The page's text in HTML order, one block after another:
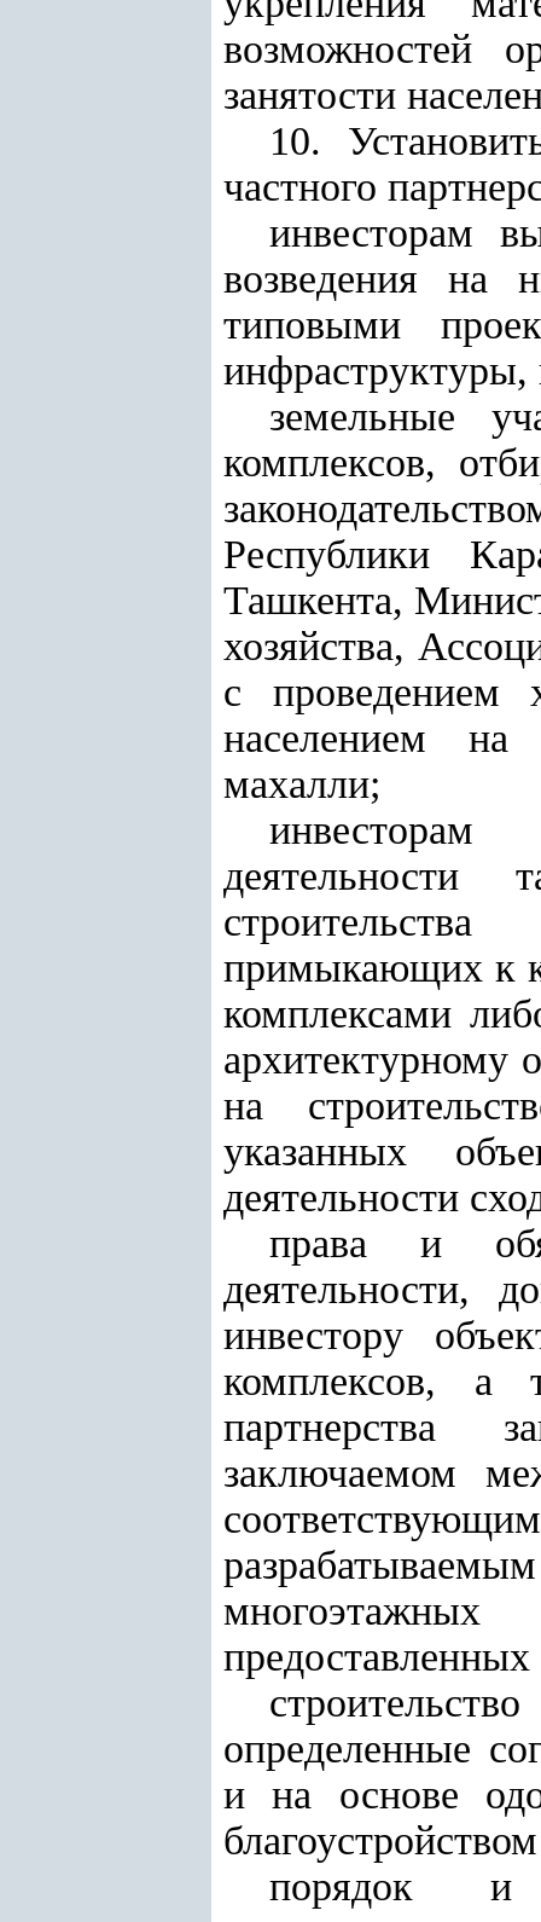
возможностей
занятости
10.
частного
инвесторам
возведения на
типовыми
инфраструктуры,
земельные
комплексов,
Республики
Ташкента,
хозяйства,
с проведением
населением на
махалли;
инвесторам
примыкающих к
комплексами
архитектурному
на
указанных
деятельности
права и
деятельности,
инвестору
комплексов, а
партнерства
заключаемом
предоставленных
определенные
и на основе
порядок и